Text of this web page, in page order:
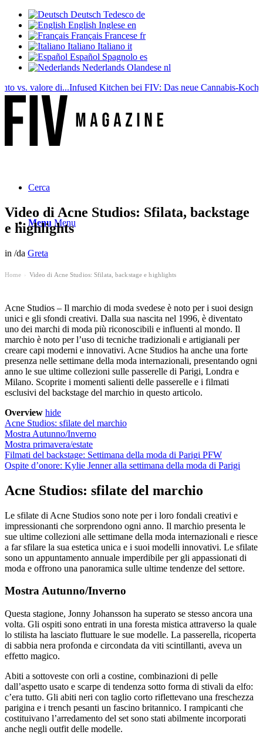
Deutsch Tedesco de
English Inglese en
Français Francese fr
Italiano Italiano it
Español Spagnolo es
Nederlands Olandese nl
valore di...Infused Kitchen bei FIV: Das neue Cannabis-Kochportal
Cerca
Menu Menu
Video di Acne Studios: Sfilata, backstage
e highlights
in /da Greta
Home Video di Acne Studios: Sfilata, backstage e highlights
Acne Studios – Il marchio di moda svedese è noto per i suoi design
unici e gli sfondi creativi. Dalla sua nascita nel 1996, è diventato
uno dei marchi di moda più riconoscibili e influenti al mondo. Il
marchio è noto per l’uso di tecniche tradizionali e artigianali per
creare capi moderni e innovativi. Acne Studios ha anche una forte
presenza nelle settimane della moda internazionali, presentando ogni
anno le sue ultime collezioni sulle passerelle di Parigi, Londra e
Milano. Scoprite i momenti salienti delle passerelle e i filmati
esclusivi del backstage del marchio in questo articolo.
Overview hide
Acne Studios: sfilate del marchio
Mostra Autunno/Inverno
Mostra primavera/estate
Filmati del backstage: Settimana della moda di Parigi PFW
Ospite d’onore: Kylie Jenner alla settimana della moda di Parigi
Acne Studios: sfilate del marchio
Le sfilate di Acne Studios sono note per i loro fondali creativi e
impressionanti che sorprendono ogni anno. Il marchio presenta le
sue ultime collezioni alle settimane della moda internazionali e riesce
a far sfilare la sua estetica unica e i suoi modelli innovativi. Le sfilate
sono un appuntamento annuale imperdibile per gli appassionati di
moda e offrono una panoramica sulle ultime tendenze del settore.
Mostra Autunno/Inverno
Questa stagione, Jonny Johansson ha superato se stesso ancora una
volta. Gli ospiti sono entrati in una foresta mistica attraverso la quale
lo stilista ha lasciato fluttuare le sue modelle. La passerella, ricoperta
di sabbia nera profonda e circondata da viti scintillanti, aveva un
effetto magico.
Abiti a sottoveste con orli a costine, combinazioni di pelle
dall’aspetto usato e scarpe di tendenza sotto forma di stivali da elfo:
c’era tutto. Gli abiti neri con taglio corto riflettevano una freschezza
parigina e i trench pesanti un fascino britannico. I rampicanti che
costituivano l’arredamento del set sono stati abilmente incorporati
anche negli outfit delle modelle.